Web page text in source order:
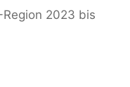
Region 2023 bis